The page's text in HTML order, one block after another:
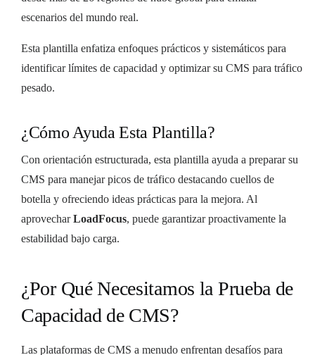
escenarios del mundo real.
Esta plantilla enfatiza enfoques prácticos y sistemáticos para
identificar límites de capacidad y optimizar su CMS para tráfico
pesado.
¿Cómo Ayuda Esta Plantilla?
Con orientación estructurada, esta plantilla ayuda a preparar su
CMS para manejar picos de tráfico destacando cuellos de
botella y ofreciendo ideas prácticas para la mejora. Al
aprovecharLoadFocus, puede garantizar proactivamente la
estabilidad bajo carga.
¿Por Qué Necesitamos la Prueba de
Capacidad de CMS?
Las plataformas de CMS a menudo enfrentan desafíos para